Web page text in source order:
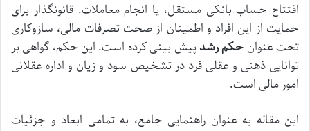
افتتاح حساب بانکی مستقل، یا انجام معاملات. قانونگذار برای
حمایت از این افراد و اطمینان از صحت تصرفات مالی، سازوکاری
تحت عنوان حکم رشدپیش بینی کرده است. این حکم، گواهی بر
توانایی ذهنی و عقلی فرد در تشخیص سود و زیان و اداره عقلانی
امور مالی است.
این مقاله به عنوان راهنمایی جامع، به تمامی ابعاد و جزئیات